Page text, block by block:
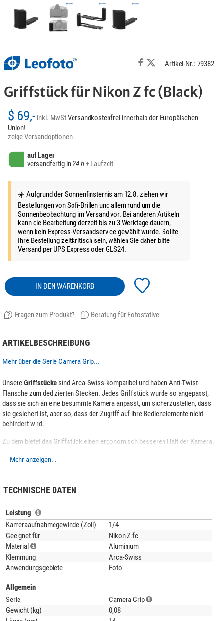
Artikel-Nr.: 79382
Griffstück für Nikon Z fc (Black)
$ 69,- inkl. MwStVersandkostenfrei innerhalb der Europäischen
Union!
zeige Versandoptionen
auf Lager
versandfertig in24 h+ Laufzeit
☀️ Aufgrund der Sonnenfinsternis am 12.8. ziehen wir
Bestellungen von Sofi-Brillen und allem rund um die
Sonnenbeobachtung im Versand vor. Bei anderen Artikeln
kann die Bearbeitung derzeit bis zu 3 Werktage dauern,
wenn kein Express-Versandservice gewählt wurde. Sollte
Ihre Bestellung zeitkritisch sein, wählen Sie daher bitte
Versand per UPS Express oder GLS24.
IN DEN WARENKORB
Fragen zum Produkt? Beratung für Fotostative
ARTIKELBESCHREIBUNG
Mehr über die Serie Camera Grip...
UnsereGriffstücke sind Arca-Swiss-kompatibel und haben Anti-Twist-
Flansche zum dedizierten Stecken. Jedes Griffstück wurde so angepasst,
dass sie sich an eine bestimmte Kamera anpasst, um sicherzustellen, dass
sie gesichert ist, aber so, dass der Zugriff auf ihre Bedienelemente nicht
behindert wird.
Zu dem bietet das Griffstück einen ergonomisch besseren Halt der Kamera.
Für die Metallteile verwendet Leofoto die hochwertige
Zähigkeit aus. Die Streckgrenze ist vergleichbar mit Baustahl. Alle Teile
und sind dadurch deutlich
keine Kompromisse!
Mehr anzeigen...
TECHNISCHE DATEN
Leistung
Kameraaufnahmegewinde (Zoll)
1/4
Geeignet für
Nikon Z fc
Material
Aluminium
Klemmung
Arca-Swiss
Anwendungsgebiete
Foto
Allgemein
Serie
Camera Grip
Gewicht (kg)
0,08